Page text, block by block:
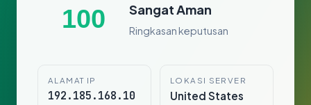
100 Sangat Aman
Ringkasan keputusan
ALAMAT IP
192.185.168.10
LOKASI SERVER
United States